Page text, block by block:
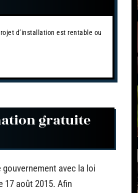
d’installation est rentable ou
gratuite
gouvernement avec la loi
17 août 2015. Afin